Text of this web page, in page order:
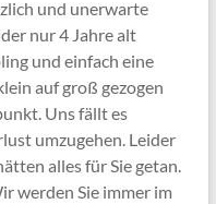
und unerwarte
nur 4 Jahre alt
und einfach eine
auf groß gezogen
Uns fällt es
umzugehen. Leider
alles für Sie getan.
werden Sie immer im